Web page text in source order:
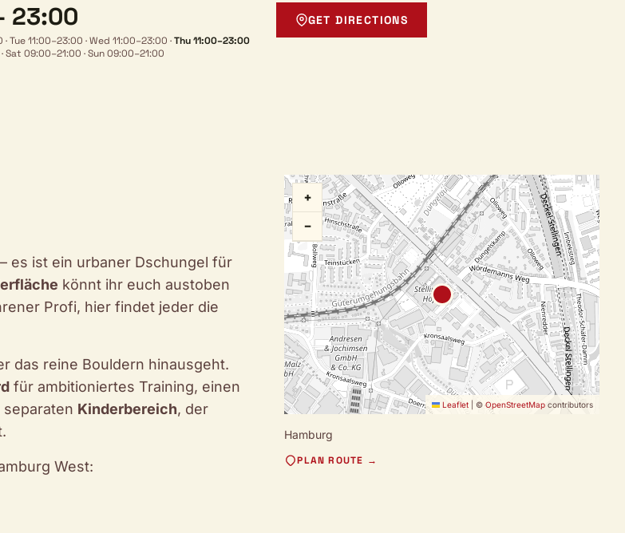
23:00
·Tue 11:00–23:00 ·Wed 11:00–23:00 ·Thu 11:00–23:00
·Sat 09:00–21:00 ·Sun 09:00–21:00
GET DIRECTIONS
es ist ein urbaner Dschungel für
könnt ihr euch austoben
Profi, hier findet jeder die
das reine Bouldern hinausgeht.
für ambitioniertes Training, einen
Kinderbereich, der
West:
+
−
Leaflet ©OpenStreetMapcontributors
Hamburg
PLAN ROUTE →